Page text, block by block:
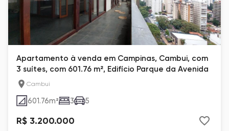
Apartamento à venda em Campinas, Cambui, com
3 suítes, com 601.76 m², Edifício Parque da Avenida
Cambui
601.76m² 3 5
R$ 3.200.000